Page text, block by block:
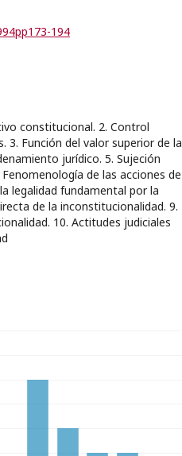
194
constitucional. 2. Control
3. Función del valor superior de la
jurídico. 5. Sujeción
de las acciones de
legalidad fundamental por la
de la inconstitucionalidad. 9.
10. Actitudes judiciales